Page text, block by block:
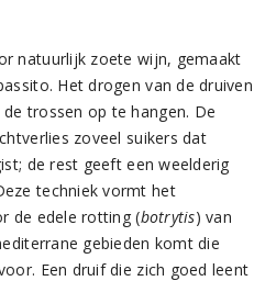
natuurlijk zoete wijn, gemaakt
Het drogen van de druiven
trossen op te hangen. De
zoveel suikers dat
de rest geeft een weelderig
techniek vormt het
de edele rotting (botrytis) van
gebieden komt die
Een druif die zich goed leent